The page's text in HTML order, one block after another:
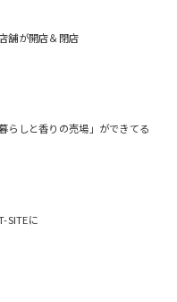
舗が開店＆閉店
らしと香りの売場」ができてる
SITEに